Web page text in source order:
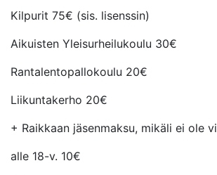
Kilpurit 75€ (sis. lisenssin)
Aikuisten Yleisurheilukoulu 30€
Rantalentopallokoulu 20€
Liikuntakerho 20€
+ Raikkaan jäsenmaksu, mikäli ei ole
alle 18-v. 10€